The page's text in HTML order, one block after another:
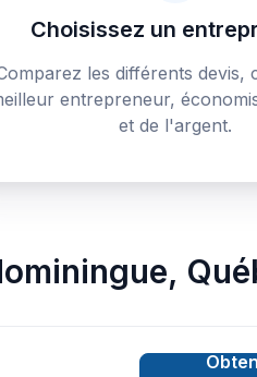
Choisissez un
les différents devis,
entrepreneur,
et de l'argent.
,